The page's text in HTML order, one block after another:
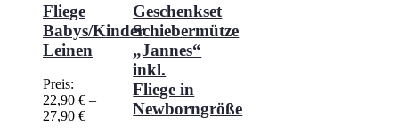
Fliege
Babys/Kinder
Leinen
Preis:
22,90 € –
27,90 €
Geschenkset
Schiebermütze
„Jannes“
inkl.
Fliege in
Newborngröße